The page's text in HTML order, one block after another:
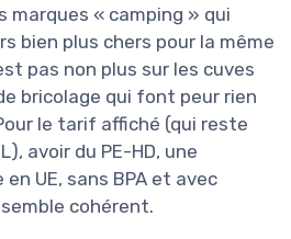
marques « camping » qui
bien plus chers pour la même
pas non plus sur les cuves
bricolage qui font peur rien
le tarif affiché (qui reste
avoir du PE-HD, une
UE, sans BPA et avec
cohérent.